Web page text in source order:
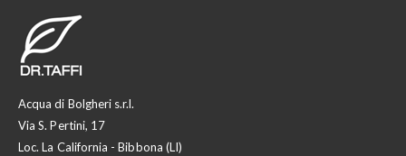
Acqua di Bolgheri s.r.l.
Via S. Pertini, 17
Loc. La California - Bibbona (LI)